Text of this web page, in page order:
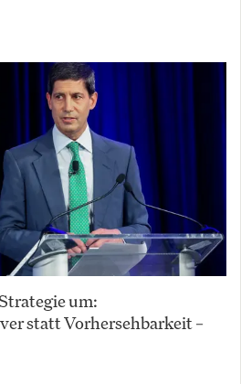
um:
statt Vorhersehbarkeit –